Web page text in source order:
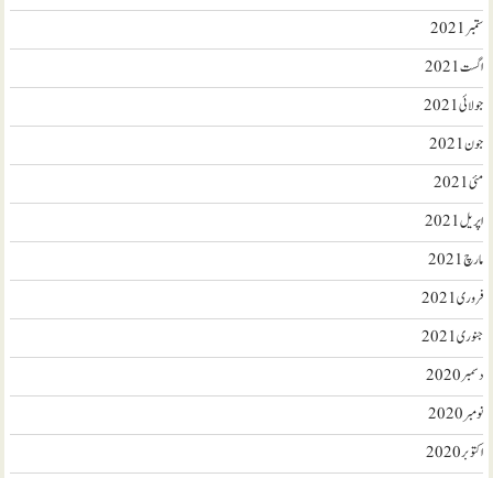
ستمبر 2021
اگست 2021
جولائی 2021
جون 2021
مئی 2021
اپریل 2021
مارچ 2021
فروری 2021
جنوری 2021
دسمبر 2020
نومبر 2020
اکتوبر 2020